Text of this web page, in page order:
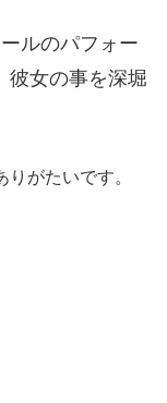
ルのパフォー
彼女の事を深堀
がたいです。